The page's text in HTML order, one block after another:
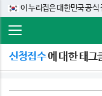
이 누리집은 대한민국 공식
신청접수에 대한 태그